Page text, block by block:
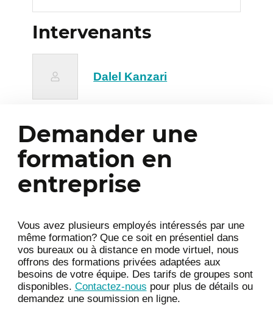
Compréhension des architectures clés
Mise en œuvre d’un pipeline complet
Approche modulaire pour l’extension
Optimisation des modèles :
quantization, distillation, caching
Méthodes d’évaluation dédiées
multimodalité (text-to-image, VQA,
Mesure des risques : hallucinations,
biais, incohérences visuelles
Mise en place d’un banc d’évaluation
complet
A/B testing sur prompts et
Intervenants
Dalel Kanzari
Demander une
formation en
entreprise
Vous avez plusieurs employés intéressés par une
même formation? Que ce soit en présentiel dans
vos bureaux ou à distance en mode virtuel, nous
offrons des formations privées adaptées aux
besoins de votre équipe. Des tarifs de groupes sont
disponibles. Contactez-nous pour plus de détails ou
demandez une soumission en ligne.